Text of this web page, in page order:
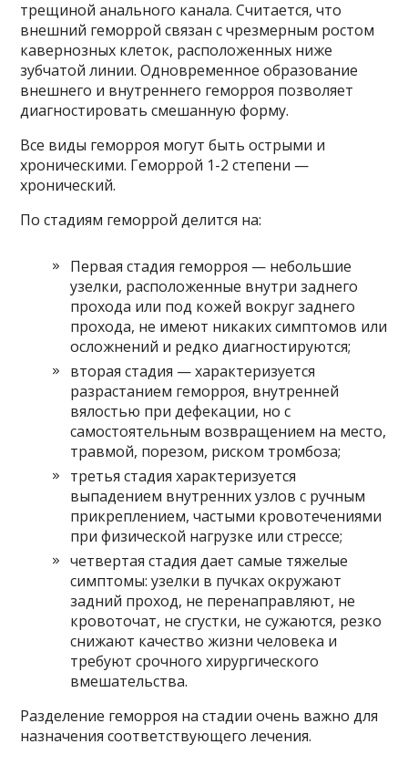
трещиной анального канала. Считается, что
внешний геморрой связан с чрезмерным ростом
кавернозных клеток, расположенных ниже
зубчатой ​​линии. Одновременное образование
внешнего и внутреннего геморроя позволяет
диагностировать смешанную форму.
Все виды геморроя могут быть острыми и
хроническими. Геморрой 1-2 степени —
хронический.
По стадиям геморрой делится на:
Первая стадия геморроя — небольшие
узелки, расположенные внутри заднего
прохода или под кожей вокруг заднего
прохода, не имеют никаких симптомов или
осложнений и редко диагностируются;
вторая стадия — характеризуется
разрастанием геморроя, внутренней
вялостью при дефекации, но с
самостоятельным возвращением на место,
травмой, порезом, риском тромбоза;
третья стадия характеризуется
выпадением внутренних узлов с ручным
прикреплением, частыми кровотечениями
при физической нагрузке или стрессе;
четвертая стадия дает самые тяжелые
симптомы: узелки в пучках окружают
задний проход, не перенаправляют, не
кровоточат, не сгустки, не сужаются, резко
снижают качество жизни человека и
требуют срочного хирургического
вмешательства.
Разделение геморроя на стадии очень важно для
назначения соответствующего лечения.